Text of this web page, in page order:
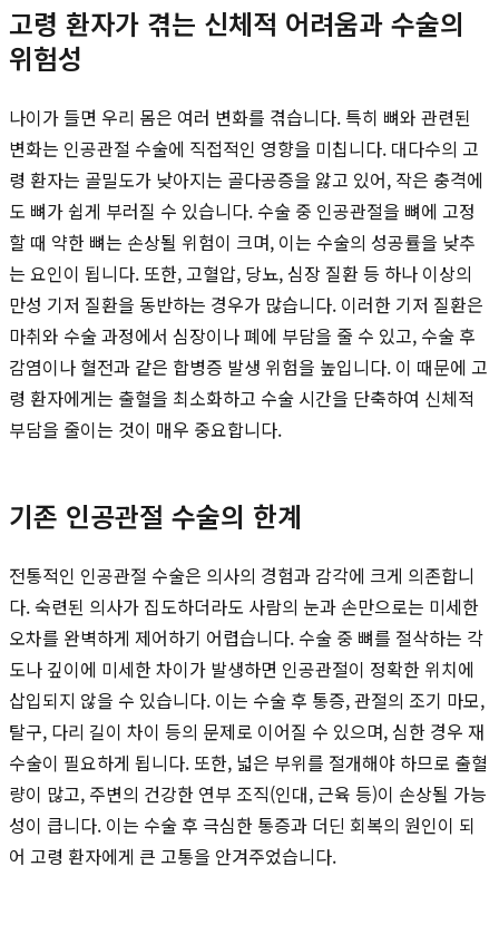
고령 환자가 겪는 신체적 어려움과 수술의
위험성
나이가 들면 우리 몸은 여러 변화를 겪습니다. 특히 뼈와 관련된
변화는 인공관절 수술에 직접적인 영향을 미칩니다. 대다수의 고
령 환자는 골밀도가 낮아지는 골다공증을 앓고 있어, 작은 충격에
도 뼈가 쉽게 부러질 수 있습니다. 수술 중 인공관절을 뼈에 고정
할 때 약한 뼈는 손상될 위험이 크며, 이는 수술의 성공률을 낮추
는 요인이 됩니다. 또한, 고혈압, 당뇨, 심장 질환 등 하나 이상의
만성 기저 질환을 동반하는 경우가 많습니다. 이러한 기저 질환은
마취와 수술 과정에서 심장이나 폐에 부담을 줄 수 있고, 수술 후
감염이나 혈전과 같은 합병증 발생 위험을 높입니다. 이 때문에 고
령 환자에게는 출혈을 최소화하고 수술 시간을 단축하여 신체적
부담을 줄이는 것이 매우 중요합니다.
기존 인공관절 수술의 한계
전통적인 인공관절 수술은 의사의 경험과 감각에 크게 의존합니
다. 숙련된 의사가 집도하더라도 사람의 눈과 손만으로는 미세한
오차를 완벽하게 제어하기 어렵습니다. 수술 중 뼈를 절삭하는 각
도나 깊이에 미세한 차이가 발생하면 인공관절이 정확한 위치에
삽입되지 않을 수 있습니다. 이는 수술 후 통증, 관절의 조기 마모,
탈구, 다리 길이 차이 등의 문제로 이어질 수 있으며, 심한 경우 재
수술이 필요하게 됩니다. 또한, 넓은 부위를 절개해야 하므로 출혈
량이 많고, 주변의 건강한 연부 조직(인대, 근육 등)이 손상될 가능
성이 큽니다. 이는 수술 후 극심한 통증과 더딘 회복의 원인이 되
어 고령 환자에게 큰 고통을 안겨주었습니다.